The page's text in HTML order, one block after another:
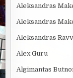
Aleksandras
Aleksandras
Aleksandras
Alex Guru
Algimantas